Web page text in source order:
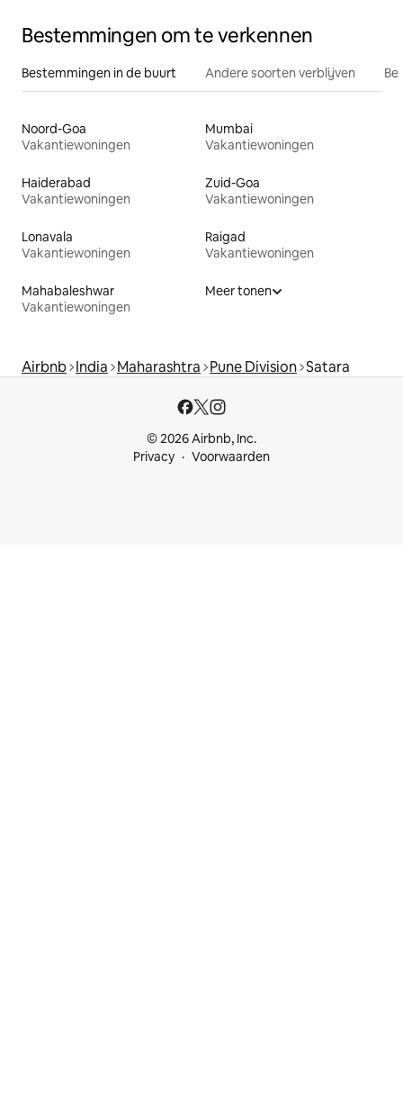
Bestemmingen om te verkennen
Bestemmingen in de buurt Andere soorten verblijven
Noord-Goa
Vakantiewoningen
Mumbai
Vakantiewoningen
Haiderabad
Vakantiewoningen
Zuid-Goa
Vakantiewoningen
Lonavala
Vakantiewoningen
Raigad
Vakantiewoningen
Mahabaleshwar
Vakantiewoningen
Meer tonen
Airbnb India Maharashtra Pune Division Satara
© 2026 Airbnb, Inc.
Privacy
Voorwaarden